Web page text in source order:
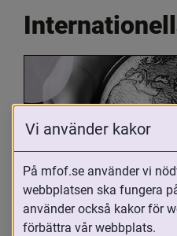
Oavsett om du är
adoptivförälder eller
Vi använder kakor
På mfof.se använder vi
webbplatsen ska fungera
använder också kakor för
förbättra vår webbplats.